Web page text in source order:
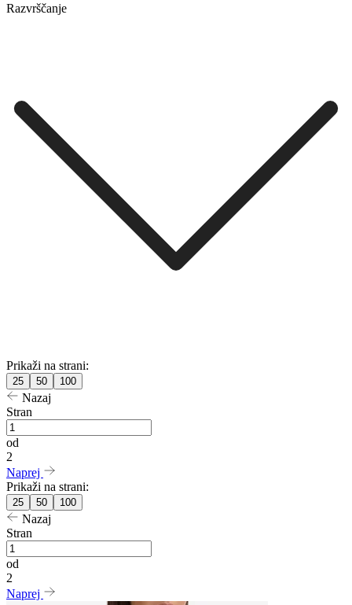
Razvrščanje
Prikaži na strani:
25 50 100
Nazaj
Stran
od
2
Naprej
Prikaži na strani:
25 50 100
Nazaj
Stran
od
2
Naprej